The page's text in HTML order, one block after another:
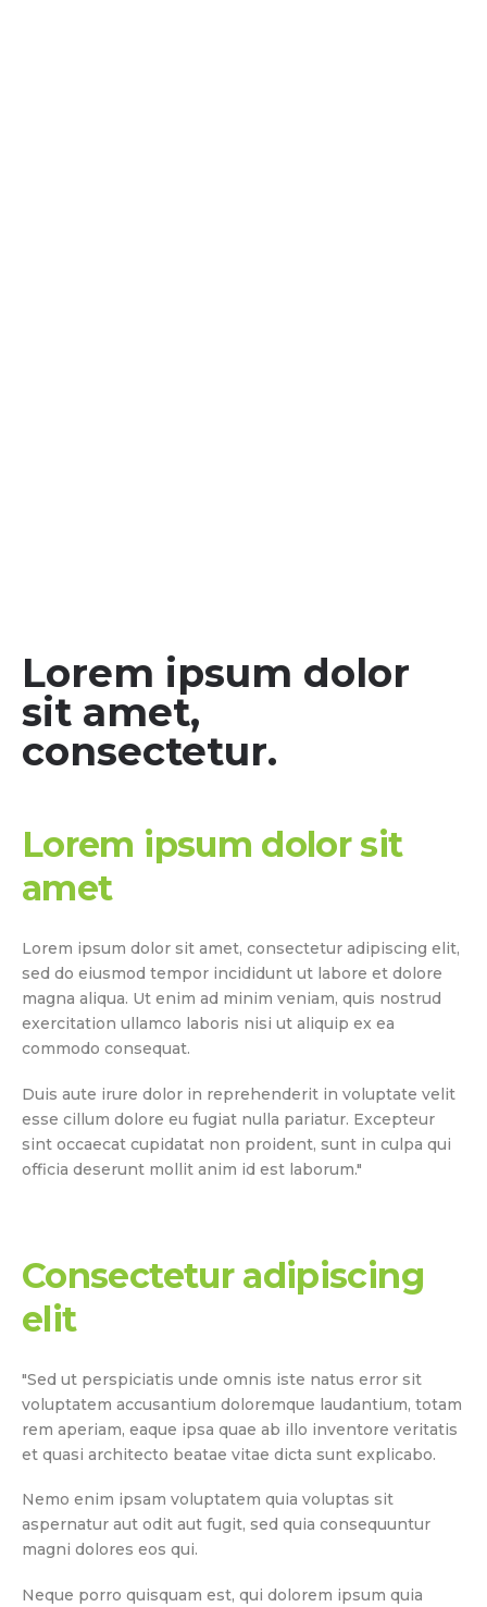
Lorem ipsum dolor
sit amet,
consectetur.
Lorem ipsum dolor sit
amet
Lorem ipsum dolor sit amet, consectetur adipiscing elit,
sed do eiusmod tempor incididunt ut labore et dolore
magna aliqua. Ut enim ad minim veniam, quis nostrud
exercitation ullamco laboris nisi ut aliquip ex ea
commodo consequat.
Duis aute irure dolor in reprehenderit in voluptate velit
esse cillum dolore eu fugiat nulla pariatur. Excepteur
sint occaecat cupidatat non proident, sunt in culpa qui
officia deserunt mollit anim id est laborum."
Consectetur adipiscing
elit
"Sed ut perspiciatis unde omnis iste natus error sit
voluptatem accusantium doloremque laudantium, totam
rem aperiam, eaque ipsa quae ab illo inventore veritatis
et quasi architecto beatae vitae dicta sunt explicabo.
Nemo enim ipsam voluptatem quia voluptas sit
aspernatur aut odit aut fugit, sed quia consequuntur
magni dolores eos qui.
Neque porro quisquam est, qui dolorem ipsum quia